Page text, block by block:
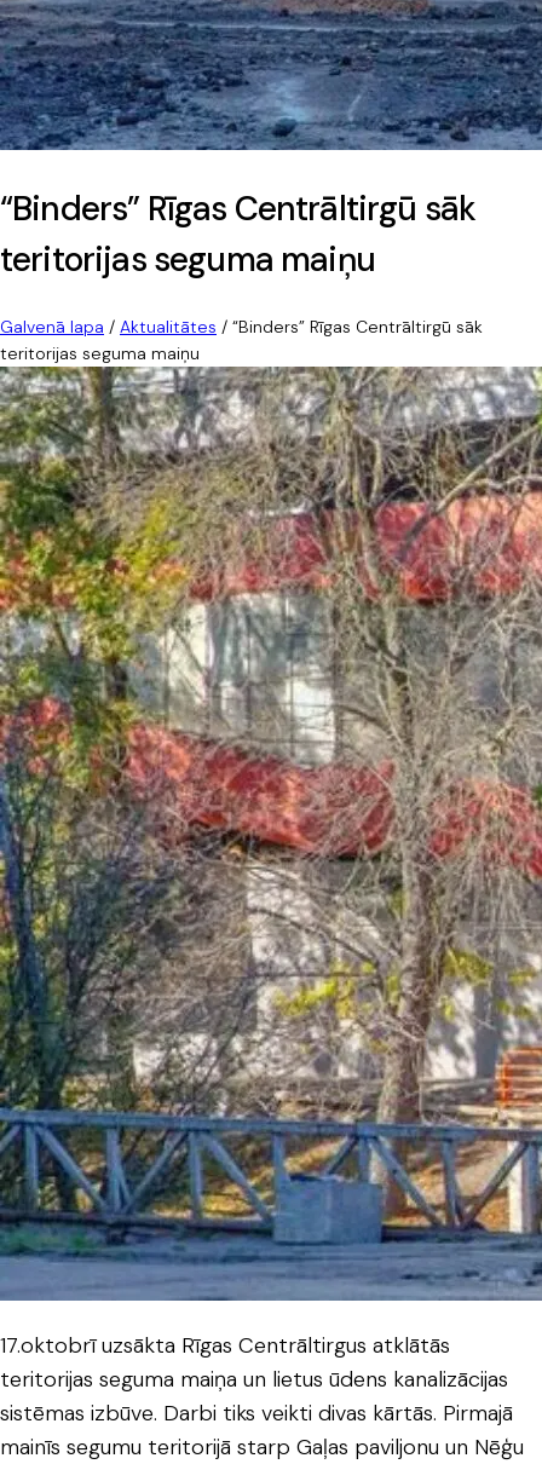
“Binders” Rīgas Centrāltirgū sāk
teritorijas seguma maiņu
Galvenā lapa / Aktualitātes / “Binders” Rīgas Centrāltirgū sāk
teritorijas seguma maiņu
17.oktobrī uzsākta Rīgas Centrāltirgus atklātās
teritorijas seguma maiņa un lietus ūdens kanalizācijas
sistēmas izbūve. Darbi tiks veikti divas kārtās. Pirmajā
mainīs segumu teritorijā starp Gaļas paviljonu un Nēģu